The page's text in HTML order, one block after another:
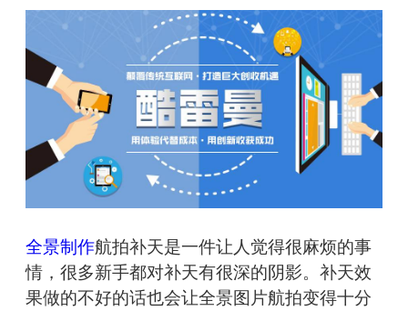
全景制作航拍补天是一件让人觉得很麻烦的事
情，很多新手都对补天有很深的阴影。补天效
果做的不好的话也会让全景图片航拍变得十分